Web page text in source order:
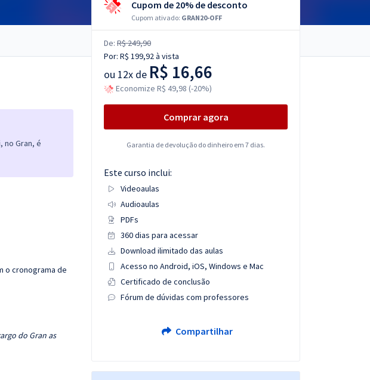
no Gran, é
o cronograma de
do Gran as
Cupom de 20% de desconto
Cupom ativado: GRAN20-OFF
De: R$ 249,90
Por: R$ 199,92à vista
ou 12x de R$ 16,66
Economize R$ 49,98 (-20%)
Comprar agora
Garantia de devolução do dinheiro em 7 dias.
Este curso inclui:
Videoaulas
Audioaulas
PDFs
360 dias para acessar
Download ilimitado das aulas
Acesso no Android, iOS, Windows e Mac
Certificado de conclusão
Fórum de dúvidas com professores
Compartilhar